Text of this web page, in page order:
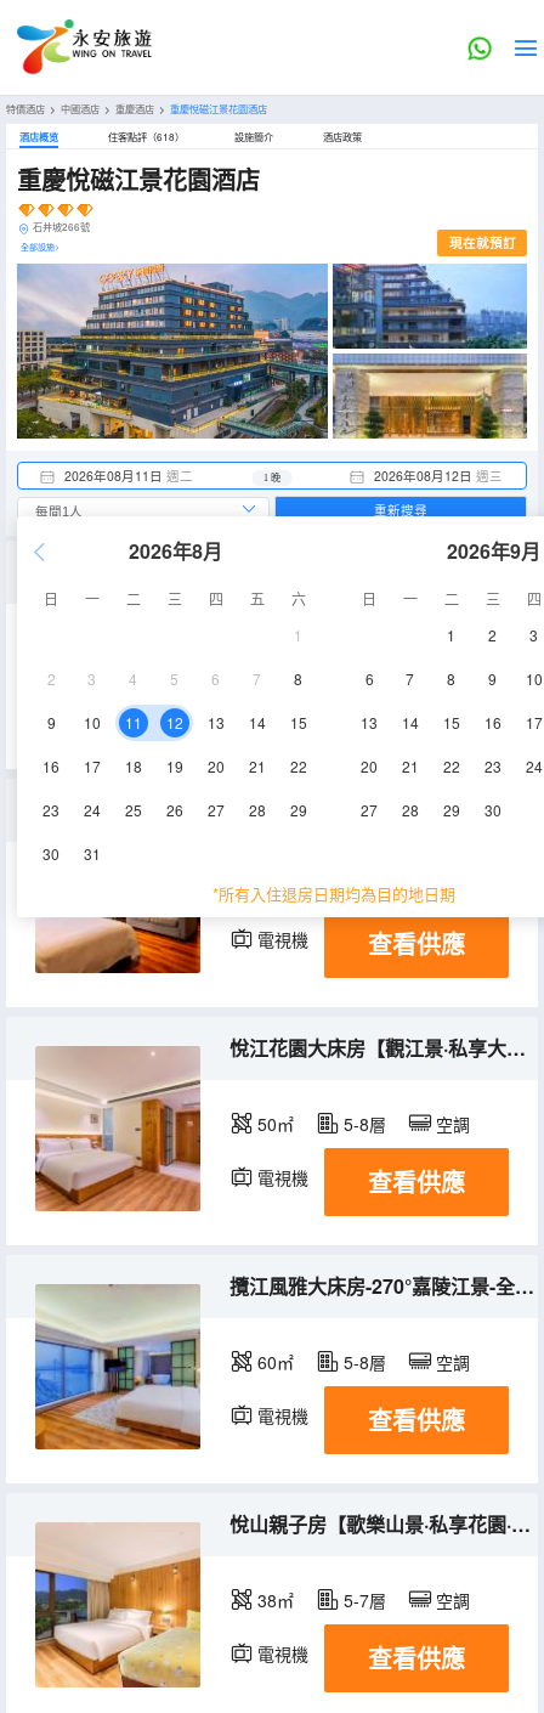
特價酒店 > 中國酒店 > 重慶酒店 > 重慶悅磁江景花園酒店
酒店概览 住客點評（618） 設施簡介 酒店政策
重慶悅磁江景花園酒店
石井坡266號
全部設施> 現在就預訂
2026年08月11日 週二 2026年08月12日 週三
1 晚
2026年8月
日 一 二 三 四 五
六
1
2 3 4 5 6 7 8
9 10 11 12 13 14 15
16 17 18 19 20 21 22
23 24 25 26 27 28 29
30 31
2026年9月
日 一 二 三
四
1
2 3
6 7 8 9 10
13 14 15 16 17
20 21 22 23 24
27 28 29 30
*所有入住退房日期均為目的地日期
重新搜尋
空調
山居Party房
100㎡ 5層 空調
電視機 冰箱
查看供應
悅江花園大床房【觀江景·私享大花園·舒達床墊】
50㎡ 5-8層 空調
電視機 冰箱
查看供應
攬江風雅大床房-270°嘉陵江景-全景落地窗-舒達床墊
60㎡ 5-8層 空調
電視機 冰箱
查看供應
悅山親子房【歌樂山景·私享花園·舒達床墊】
38㎡ 5-7層 空調
電視機 冰箱
查看供應